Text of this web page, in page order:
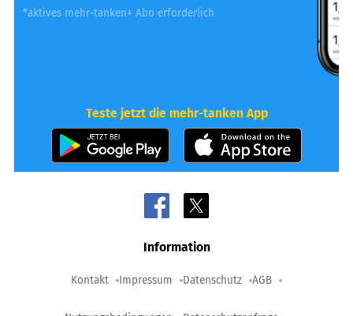
*aktives mehr-tanken+ Abo erforderlich
Teste jetzt die mehr-tanken App
Information
Kontakt Impressum Datenschutz AGB